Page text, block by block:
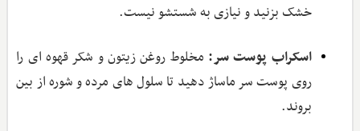
خشک بزنید و نیازی به شستشو نیست.
اسکراب پوست سر: مخلوط روغن زیتون و شکر قهوه ‌ای را
روی پوست سر ماساژ دهید تا سلول ‌های مرده و شوره از بین
بروند.